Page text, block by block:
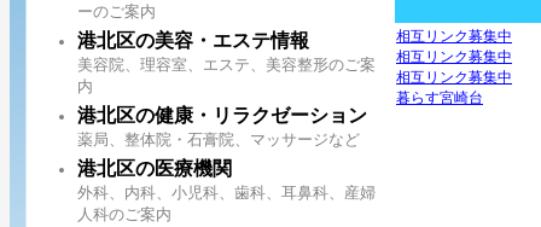
ーのご案内
港北区の美容・エステ情報
美容院、理容室、エステ、美容整形のご案
内
港北区の健康・リラクゼーション
薬局、整体院・石膏院、マッサージなど
港北区の医療機関
外科、内科、小児科、歯科、耳鼻科、産婦
人科のご案内
相互リンク募集中
相互リンク募集中
相互リンク募集中
暮らす宮崎台